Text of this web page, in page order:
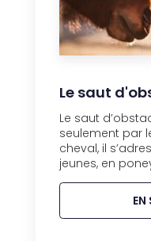
Le saut
Le saut
seulement par
cheval, il
jeunes, en
EN